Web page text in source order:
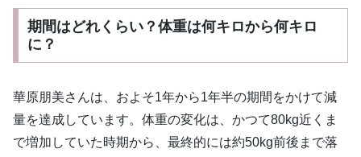
期間はどれくらい？体重は何キロから何キロ
に？
華原朋美さんは、およそ1年から1年半の期間をかけて減
量を達成しています。体重の変化は、かつて80kg近くま
で増加していた時期から、最終的には約50kg前後まで落